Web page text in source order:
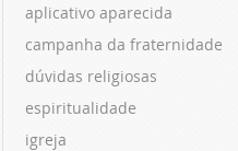
aplicativo aparecida
campanha da fraternidade
dúvidas religiosas
espiritualidade
igreja